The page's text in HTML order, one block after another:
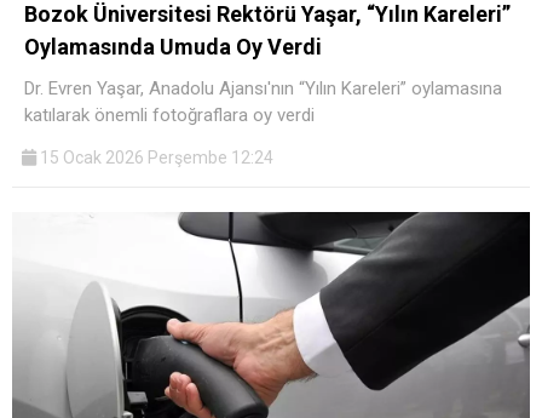
Bozok Üniversitesi Rektörü Yaşar, “Yılın Kareleri”
Oylamasında Umuda Oy Verdi
Dr. Evren Yaşar, Anadolu Ajansı'nın “Yılın Kareleri” oylamasına
katılarak önemli fotoğraflara oy verdi
15 Ocak 2026 Perşembe 12:24